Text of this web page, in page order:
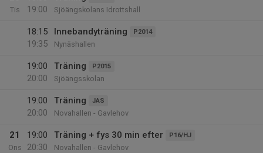
Tis
19:00
Sjöängskolans Idrottshall
18:15
19:35
Innebandyträning P2014
Nynäshallen
19:00
20:00
Träning P2015
Sjöängsskolan
19:00
20:00
Träning JAS
Novahallen - Gavlehov
21
Ons
19:00
20:30
Träning + fys 30 min efter P16/HJ
Novahallen - Gavlehov